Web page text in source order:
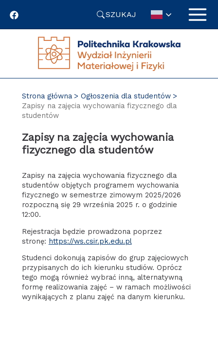
SZUKAJ
Strona główna
Ogłoszenia dla studentów
Zapisy na zajęcia wychowania fizycznego dla
studentów
Zapisy na zajęcia wychowania
fizycznego dla studentów
Zapisy na zajęcia wychowania fizycznego dla
studentów objętych programem wychowania
fizycznego w semestrze zimowym 2025/2026
rozpoczną się 29 września 2025 r. o godzinie
12:00.
Rejestracja będzie prowadzona poprzez
stronę: https://ws.csir.pk.edu.pl
Studenci dokonują zapisów do grup zajęciowych
przypisanych do ich kierunku studiów. Oprócz
tego mogą również wybrać inną, alternatywną
formę realizowania zajęć – w ramach możliwości
wynikających z planu zajęć na danym kierunku.